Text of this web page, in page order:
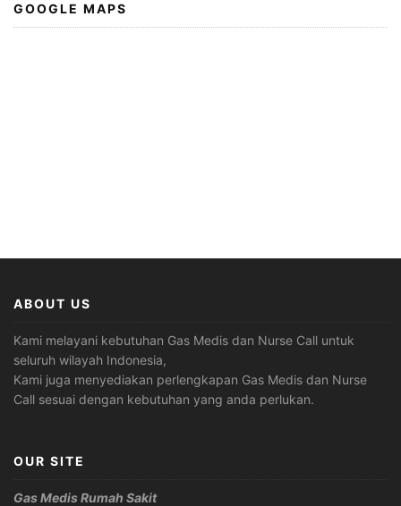
GOOGLE MAPS
ABOUT US
Kami melayani kebutuhan Gas Medis dan Nurse Call untuk
seluruh wilayah Indonesia,
Kami juga menyediakan perlengkapan Gas Medis dan Nurse
Call sesuai dengan kebutuhan yang anda perlukan.
OUR SITE
Gas Medis Rumah Sakit